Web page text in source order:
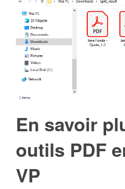
En savoir
outils PDF
VP